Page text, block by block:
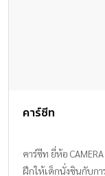
คาร์ซีท
คาร์ซีท ยี่ห้อ
ฝึกให้เด็กนั่งชินกับกา